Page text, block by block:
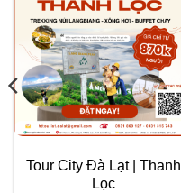
Tour City Đà Lạt | Thanh
Lọc